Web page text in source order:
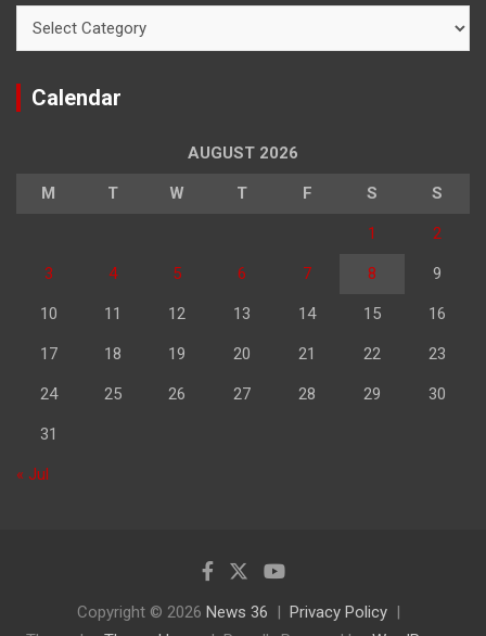
Calendar
AUGUST 2026
M T W T F S S
1 2
3 4 5 6 7 8 9
10 11 12 13 14 15 16
17 18 19 20 21 22 23
24 25 26 27 28 29 30
31
« Jul
Copyright © 2026 News 36
Privacy Policy